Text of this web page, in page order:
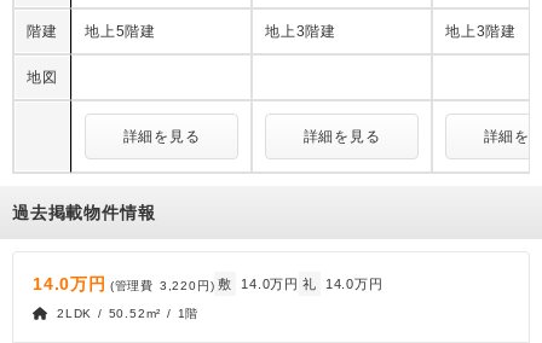
階建 地上5階建 地上3階建 地上3階建
地図
詳細を見る 詳細を見る 詳細を
過去掲載物件情報
14.0万円 (管理費 3,220円) 敷 14.0万円 礼 14.0万円
2LDK / 50.52m² / 1階